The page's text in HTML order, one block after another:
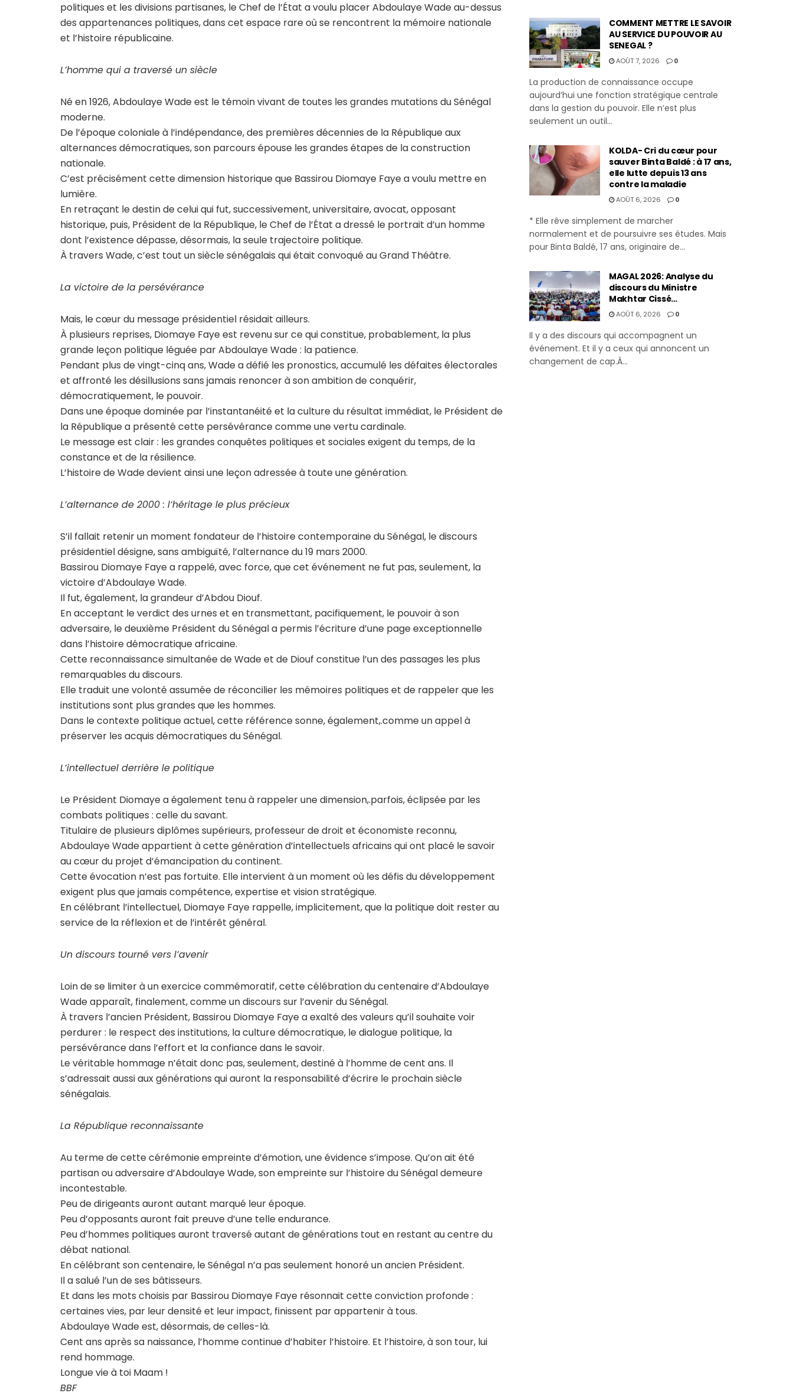
politiques et les divisions partisanes, le Chef de l’État a voulu placer Abdoulaye Wade au-dessus
des appartenances politiques, dans cet espace rare où se rencontrent la mémoire nationale
et l’histoire républicaine.
L’homme qui a traversé un siècle
Né en 1926, Abdoulaye Wade est le témoin vivant de toutes les grandes mutations du Sénégal
moderne.
De l’époque coloniale à l’indépendance, des premières décennies de la République aux
alternances démocratiques, son parcours épouse les grandes étapes de la construction
nationale.
C’est précisément cette dimension historique que Bassirou Diomaye Faye a voulu mettre en
lumière.
En retraçant le destin de celui qui fut, successivement, universitaire, avocat, opposant
historique, puis, Président de la République, le Chef de l’État a dressé le portrait d’un homme
dont l’existence dépasse, désormais, la seule trajectoire politique.
À travers Wade, c’est tout un siècle sénégalais qui était convoqué au Grand Théâtre.
La victoire de la persévérance
Mais, le cœur du message présidentiel résidait ailleurs.
À plusieurs reprises, Diomaye Faye est revenu sur ce qui constitue, probablement, la plus
grande leçon politique léguée par Abdoulaye Wade : la patience.
Pendant plus de vingt-cinq ans, Wade a défié les pronostics, accumulé les défaites électorales
et affronté les désillusions sans jamais renoncer à son ambition de conquérir,
démocratiquement, le pouvoir.
Dans une époque dominée par l’instantanéité et la culture du résultat immédiat, le Président de
la République a présenté cette persévérance comme une vertu cardinale.
Le message est clair : les grandes conquêtes politiques et sociales exigent du temps, de la
constance et de la résilience.
L’histoire de Wade devient ainsi une leçon adressée à toute une génération.
L’alternance de 2000 : l’héritage le plus précieux
S’il fallait retenir un moment fondateur de l’histoire contemporaine du Sénégal, le discours
présidentiel désigne, sans ambiguïté, l’alternance du 19 mars 2000.
Bassirou Diomaye Faye a rappelé, avec force, que cet événement ne fut pas, seulement, la
victoire d’Abdoulaye Wade.
Il fut, également, la grandeur d’Abdou Diouf.
En acceptant le verdict des urnes et en transmettant, pacifiquement, le pouvoir à son
adversaire, le deuxième Président du Sénégal a permis l’écriture d’une page exceptionnelle
dans l’histoire démocratique africaine.
Cette reconnaissance simultanée de Wade et de Diouf constitue l’un des passages les plus
remarquables du discours.
Elle traduit une volonté assumée de réconcilier les mémoires politiques et de rappeler que les
institutions sont plus grandes que les hommes.
Dans le contexte politique actuel, cette référence sonne, également,.comme un appel à
préserver les acquis démocratiques du Sénégal.
L’intellectuel derrière le politique
Le Président Diomaye a également tenu à rappeler une dimension,.parfois, éclipsée par les
combats politiques : celle du savant.
Titulaire de plusieurs diplômes supérieurs, professeur de droit et économiste reconnu,
Abdoulaye Wade appartient à cette génération d’intellectuels africains qui ont placé le savoir
au cœur du projet d’émancipation du continent.
Cette évocation n’est pas fortuite. Elle intervient à un moment où les défis du développement
exigent plus que jamais compétence, expertise et vision stratégique.
En célébrant l’intellectuel, Diomaye Faye rappelle, implicitement, que la politique doit rester au
service de la réflexion et de l’intérêt général.
Un discours tourné vers l’avenir
Loin de se limiter à un exercice commémoratif, cette célébration du centenaire d’Abdoulaye
Wade apparaît, finalement, comme un discours sur l’avenir du Sénégal.
À travers l’ancien Président, Bassirou Diomaye Faye a exalté des valeurs qu’il souhaite voir
perdurer : le respect des institutions, la culture démocratique, le dialogue politique, la
persévérance dans l’effort et la confiance dans le savoir.
Le véritable hommage n’était donc pas, seulement, destiné à l’homme de cent ans. Il
s’adressait aussi aux générations qui auront la responsabilité d’écrire le prochain siècle
sénégalais.
La République reconnaissante
Au terme de cette cérémonie empreinte d’émotion, une évidence s’impose. Qu’on ait été
partisan ou adversaire d’Abdoulaye Wade, son empreinte sur l’histoire du Sénégal demeure
incontestable.
Peu de dirigeants auront autant marqué leur époque.
Peu d’opposants auront fait preuve d’une telle endurance.
Peu d’hommes politiques auront traversé autant de générations tout en restant au centre du
débat national.
En célébrant son centenaire, le Sénégal n’a pas seulement honoré un ancien Président.
Il a salué l’un de ses bâtisseurs.
Et dans les mots choisis par Bassirou Diomaye Faye résonnait cette conviction profonde :
certaines vies, par leur densité et leur impact, finissent par appartenir à tous.
Abdoulaye Wade est, désormais, de celles-là.
Cent ans après sa naissance, l’homme continue d’habiter l’histoire. Et l’histoire, à son tour, lui
rend hommage.
Longue vie à toi Maam !
BBF
COMMENT METTRE LE SAVOIR
AU SERVICE DU POUVOIR AU
SENEGAL ?
AOÛT 7, 2026 0
La production de connaissance occupe
aujourd’hui une fonction stratégique centrale
dans la gestion du pouvoir. Elle n’est plus
seulement un outil...
KOLDA- Cri du cœur pour
sauver Binta Baldé : à 17 ans,
elle lutte depuis 13 ans
contre la maladie
AOÛT 6, 2026 0
* Elle rêve simplement de marcher
normalement et de poursuivre ses études. Mais
pour Binta Baldé, 17 ans, originaire de...
MAGAL 2026: Analyse du
discours du Ministre
Makhtar Cissé…
AOÛT 6, 2026 0
Il y a des discours qui accompagnent un
événement. Et il y a ceux qui annoncent un
changement de cap.À...